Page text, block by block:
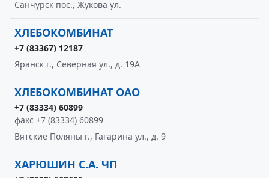
Санчурск пос., Жукова ул.
ХЛЕБОКОМБИНАТ
+7 (83367) 12187
Яранск г., Северная ул., д. 19А
ХЛЕБОКОМБИНАТ ОАО
+7 (83334) 60899
факс +7 (83334) 60899
Вятские Поляны г., Гагарина ул., д. 9
ХАРЮШИН С.А. ЧП